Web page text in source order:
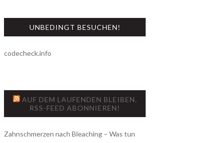
UNBEDINGT BESUCHEN!
codecheck.info
AUF DEM LAUFENDEN BLEIBEN.
RSS-FEED ABONNIEREN!
Zahnschmerzen nach Bleaching – Was tun